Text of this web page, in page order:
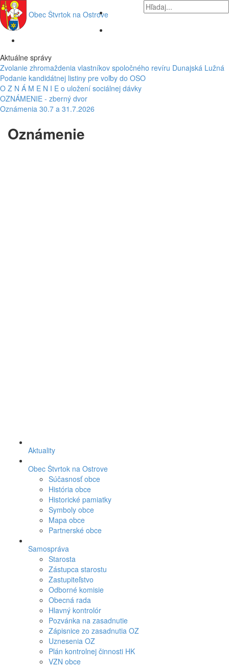
Obec Štvrtok na Ostrove
Aktuálne správy
Zvolanie zhromaždenia vlastníkov spoločného revíru Dunajská Lužná
Podanie kandidátnej listiny pre voľby do OSO
O Z N Á M E N I E o uložení sociálnej dávky
OZNÁMENIE - zberný dvor
Oznámenia 30.7 a 31.7.2026
Oznámenie
Aktuality
Obec Štvrtok na Ostrove
Súčasnosť obce
História obce
Historické pamiatky
Symboly obce
Mapa obce
Partnerské obce
Samospráva
Starosta
Zástupca starostu
Zastupiteľstvo
Odborné komisie
Obecná rada
Hlavný kontrolór
Pozvánka na zasadnutie
Zápisnice zo zasadnutia OZ
Uznesenia OZ
Plán kontrolnej činnosti HK
VZN obce